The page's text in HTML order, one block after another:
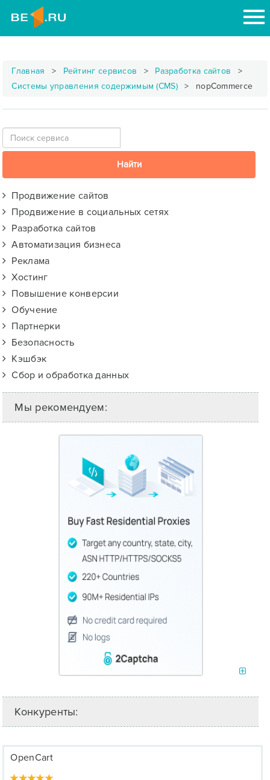
Главная Рейтинг сервисов
Разработка сайтов
Системы управления содержимым (CMS)
nopCommerce
Продвижение сайтов
Продвижение в социальных сетях
Разработка сайтов
Автоматизация бизнеса
Реклама
Хостинг
Повышение конверсии
Обучение
Партнерки
Безопасность
Кэшбэк
Сбор и обработка данных
Мы рекомендуем:
Конкуренты:
OpenCart